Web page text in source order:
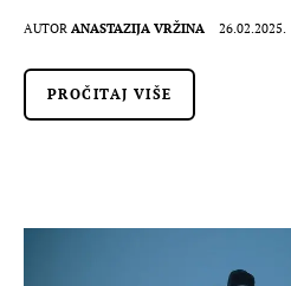
AUTOR ANASTAZIJA VRŽINA 26.02.2025.
PROČITAJ VIŠE